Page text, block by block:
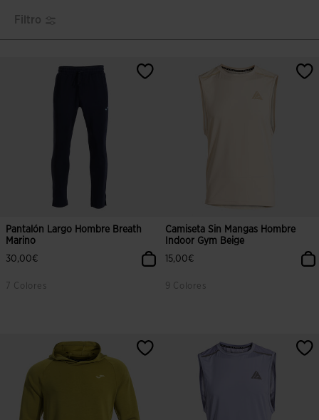
Filtro
Pantalón Largo Hombre Breath
Marino
30,00€
7 Colores
3,9 sobre 5 de valoración de clientes
Camiseta Sin Mangas Hombre
Indoor Gym Beige
15,00€
9 Colores
5 sobre 5 de valoración de clientes